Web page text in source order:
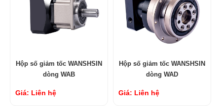
Hộp số giảm tốc WANSHSIN
dòng WAB
Giá: Liên hệ
Hộp số giảm tốc WANSHSIN
dòng WAD
Giá: Liên hệ